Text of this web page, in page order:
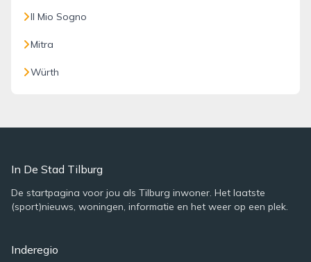
Il Mio Sogno
Mitra
Würth
In De Stad Tilburg
De startpagina voor jou als Tilburg inwoner. Het laatste
(sport)nieuws, woningen, informatie en het weer op een plek.
Inderegio